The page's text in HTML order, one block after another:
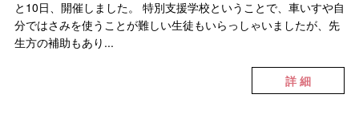
と10日、開催しました。 特別支援学校ということで、車いすや自
分ではさみを使うことが難しい生徒もいらっしゃいましたが、先
生方の補助もあり...
詳 細